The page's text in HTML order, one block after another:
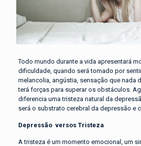
Todo mundo durante a vida apresentará
dificuldade, quando será tomado por
melancolia, angústia, sensação que nada
terá forças para superar os obstáculos.
diferencia uma tristeza natural da
será o substrato cerebral da depressão e
Depressão versos Tristeza
A tristeza é um momento emocional, um